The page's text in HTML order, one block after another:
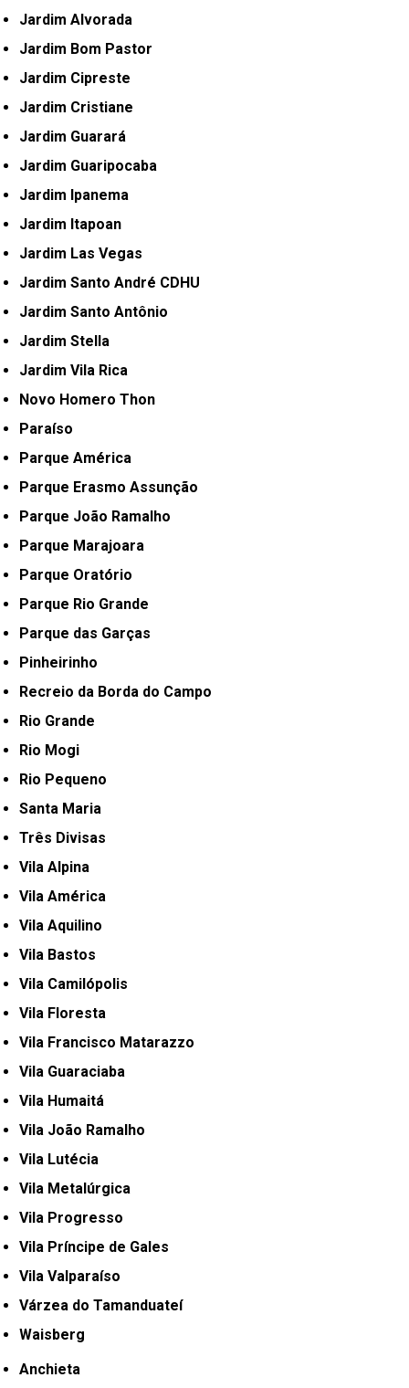
Jardim Alvorada
Jardim Bom Pastor
Jardim Cipreste
Jardim Cristiane
Jardim Guarará
Jardim Guaripocaba
Jardim Ipanema
Jardim Itapoan
Jardim Las Vegas
Jardim Santo André CDHU
Jardim Santo Antônio
Jardim Stella
Jardim Vila Rica
Novo Homero Thon
Paraíso
Parque América
Parque Erasmo Assunção
Parque João Ramalho
Parque Marajoara
Parque Oratório
Parque Rio Grande
Parque das Garças
Pinheirinho
Recreio da Borda do Campo
Rio Grande
Rio Mogi
Rio Pequeno
Santa Maria
Três Divisas
Vila Alpina
Vila América
Vila Aquilino
Vila Bastos
Vila Camilópolis
Vila Floresta
Vila Francisco Matarazzo
Vila Guaraciaba
Vila Humaitá
Vila João Ramalho
Vila Lutécia
Vila Metalúrgica
Vila Progresso
Vila Príncipe de Gales
Vila Valparaíso
Várzea do Tamanduateí
Waisberg
Anchieta